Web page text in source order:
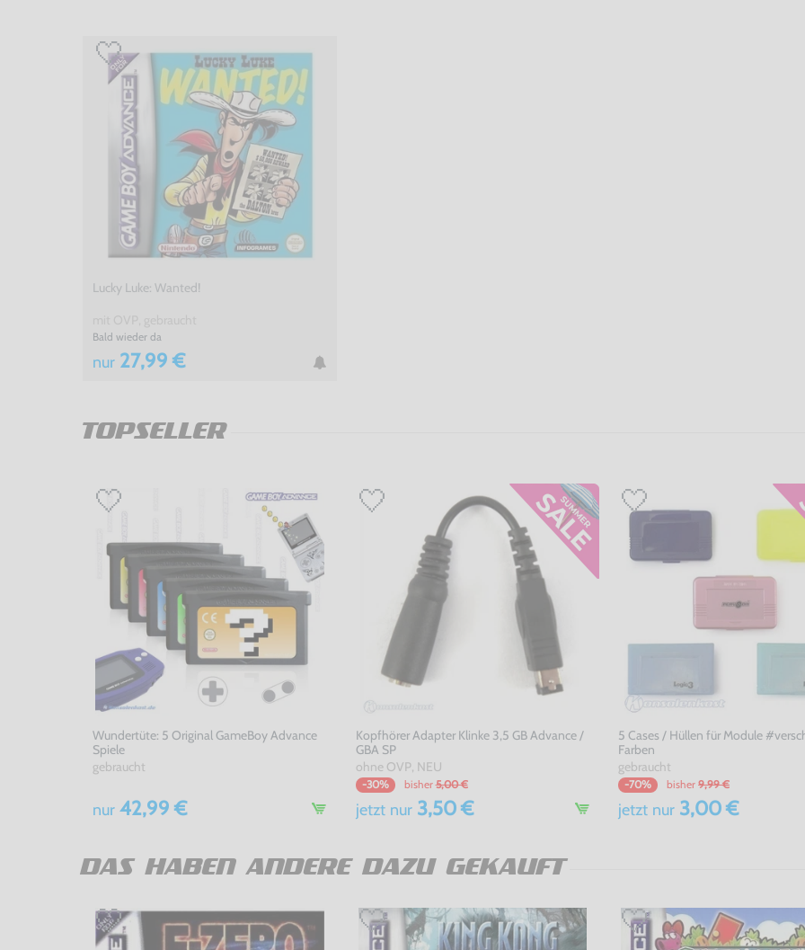
Lucky Luke: Wanted!
Bald wieder da
nur 27,99 €
TOPSELLER
Wundertüte: 5 Original GameBoy Advance
Spiele
gebraucht
nur 42,99 €
Kopfhörer Adapter Klinke 3,5 GB Advance /
GBA SP
ohne OVP, NEU
-30% bisher 5,00 €
jetzt nur3,50 €
5 Cases / Hüllen für Module
Farben
gebraucht
-70% bisher 9,99 €
jetzt nur 3,00 €
DAS HABEN ANDERE DAZU GEKAUFT